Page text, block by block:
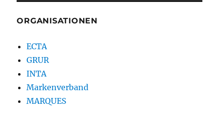
ORGANISATIONEN
ECTA
GRUR
INTA
Markenverband
MARQUES